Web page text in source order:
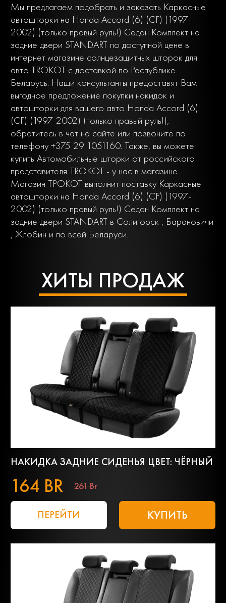
Мы предлагаем подобрать и заказать Каркасные
автошторки на Honda Accord (6) (CF) (1997-
2002) (только правый руль!) Седан Комплект на
задние двери STANDART по доступной цене в
интернет магазине солнцезащитных шторок для
авто TROKOT с доставкой по Республике
Беларусь. Наши консультанты предоставят Вам
выгодное предложение покупки накидок и
автошторки для вашего авто Honda Accord (6)
(CF) (1997-2002) (только правый руль!),
обратитесь в чат на сайте или позвоните по
телефону +375 29 1051160. Также, вы можете
купить Автомобильные шторки от российского
представителя TROKOT - у нас в магазине.
Магазин ТРОКОТ выполнит поставку Каркасные
автошторки на Honda Accord (6) (CF) (1997-
2002) (только правый руль!) Седан Комплект на
задние двери STANDART в Солигорск , Барановичи
, Жлобин и по всей Беларуси.
ХИТЫ ПРОДАЖ
НАКИДКА ЗАДНИЕ СИДЕНЬЯ ЦВЕТ: ЧЁРНЫЙ
164 BR 261 Br
ПЕРЕЙТИ КУПИТЬ